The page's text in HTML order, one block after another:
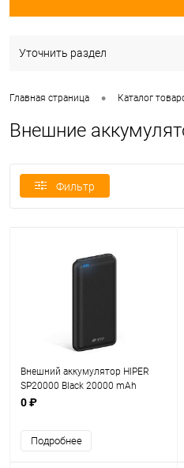
Уточнить раздел
Главная страница • Каталог
Внешние
Фильтр
Внешний аккумулятор HIPER
SP20000 Black 20000 mAh
0 ₽
Подробнее